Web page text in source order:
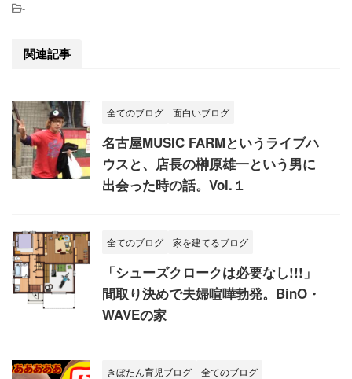
-
関連記事
全てのブログ 面白いブログ
名古屋MUSIC FARMというライブハ
ウスと、店長の榊原雄一という男に
出会った時の話。Vol.１
全てのブログ 家を建てるブログ
「シューズクロークは必要なし!!!」
間取り決めで夫婦喧嘩勃発。BinO・
WAVEの家
きぼたん育児ブログ 全てのブログ